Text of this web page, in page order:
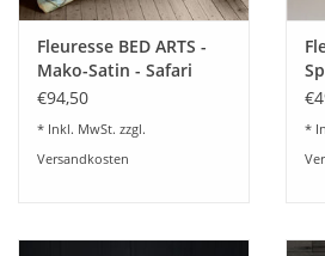
Die harmonische Farbgebung bringt
und einen frischen Look ins
Gerne beraten wir Sie dazu
Fleuresse BED ARTS -
Mako-Satin - Safari
114350
€94,50
* Inkl. MwSt. zzgl.
Versandkosten
*